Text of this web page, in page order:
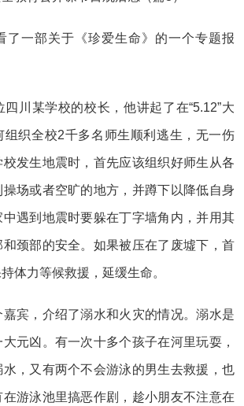
了一部关于《珍爱生命》的一个专题报
川某学校的校长，他讲起了在“5.12”大
组织全校2千多名师生顺利逃生，无一伤
发生地震时，首先应该组织好师生从各
场或者空旷的地方，并蹲下以降低自身
遇到地震时要躲在丁字墙角内，并用其
颈部的安全。如果被压在了废墟下，首
体力等候救援，延缓生命。
宾，介绍了溺水和火灾的情况。溺水是
元凶。有一次十多个孩子在河里玩耍，
，又有两个不会游泳的男生去救援，也
游泳池里搞恶作剧，趁小朋友不注意在